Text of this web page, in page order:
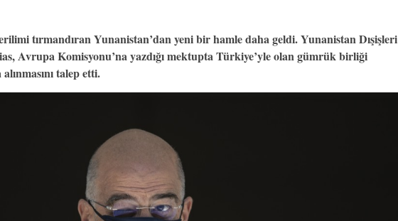
tırmandıran Yunanistan’dan yeni bir hamle daha geldi. Yunanistan Dışişleri
Avrupa Komisyonu’na yazdığı mektupta Türkiye’yle olan gümrük birliği
talep etti.